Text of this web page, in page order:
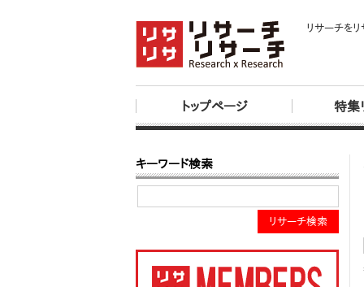
リサーチを
トップページ 特集
キーワード検索
リサーチ検索